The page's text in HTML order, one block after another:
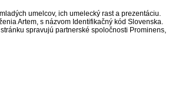
umelcov, ich umelecký rast a prezentáciu.
Artem, s názvom Identifikačný kód Slovenska.
spravujú partnerské spoločnosti Prominens,